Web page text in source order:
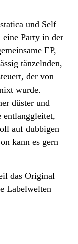
und Self
eine Party in der
EP,
tänzelnden,
der von
wurde.
düster und
entlanggleitet,
auf dubbigen
kann es gern
das Original
Labelwelten